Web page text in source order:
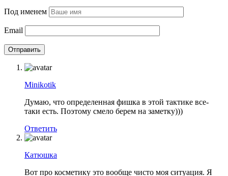
Под именем
Email
Minikotik
Думаю, что определенная фишка в этой тактике все-
таки есть. Поэтому смело берем на заметку)))
Ответить
Катюшка
Вот про косметику это вообще чисто моя ситуация. Я